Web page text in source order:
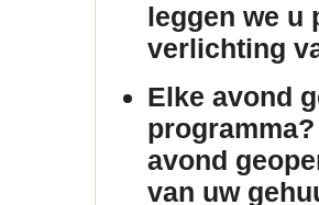
leggen we u
verlichting
Elke avond
avond
van uw